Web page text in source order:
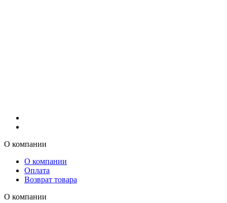
О компании
О компании
Оплата
Возврат товара
О компании